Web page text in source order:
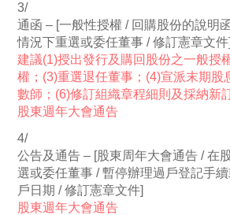
3/
通函 – [一般性授權 / 回購股份的說明
情況下重選或委任董事 / 修訂憲章文件]
建議(1)授出發行及購回股份之一般授
權；(3)重選退任董事；(4)宣派末期股
數師；(6)修訂組織章程細則及採納新
股東週年大會通告
4/
公告及通告 – [股東周年大會通告 / 在
選或委任董事 / 暫停辦理過戶登記手
戶日期 / 修訂憲章文件]
股東週年大會通告